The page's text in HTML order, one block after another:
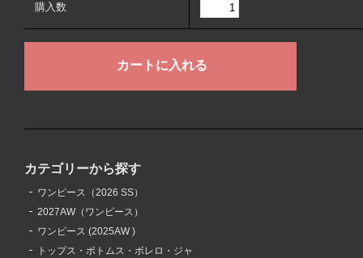
購入数
カテゴリーから探す
ワンピース（2026 SS）
2027AW（ワンピース）
ワンピース (2025AW )
トップス・ボトムス・ボレロ・ジャ